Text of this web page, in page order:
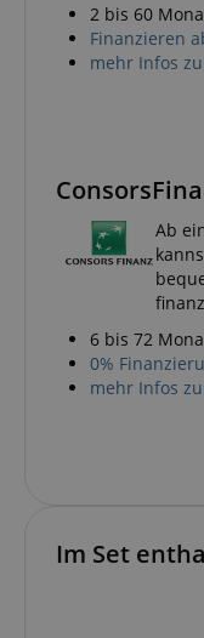
2 bis 60
Finanzieren
mehr Infos
Ab
6 bis 72
0%
mehr Infos
Im Set
FPGSID
amazon-
apay-